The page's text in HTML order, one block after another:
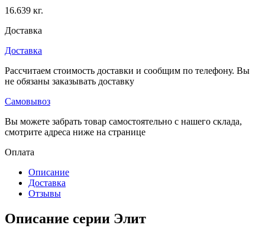
16.639 кг.
Доставка
Доставка
Рассчитаем стоимость доставки и сообщим по телефону. Вы
не обязаны заказывать доставку
Самовывоз
Вы можете забрать товар самостоятельно с нашего склада,
смотрите адреса ниже на странице
Оплата
Описание
Доставка
Отзывы
Описание серии Элит